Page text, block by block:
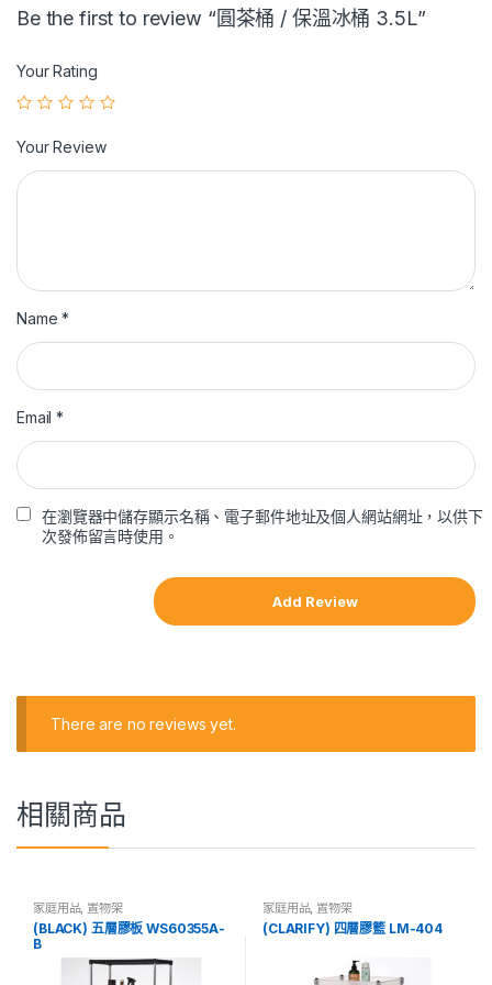
Be the first to review “圓茶桶 / 保溫冰桶 3.5L”
Your Rating
Your Review
Name*
Email*
在瀏覽器中儲存顯示名稱、電子郵件地址及個人網站網址，以供下
次發佈留言時使用。
There are no reviews yet.
相關商品
家庭用品, 置物架
(BLACK) 五層膠板 WS60355A-
B
家庭用品, 置物架
(CLARIFY) 四層膠籃 LM-404